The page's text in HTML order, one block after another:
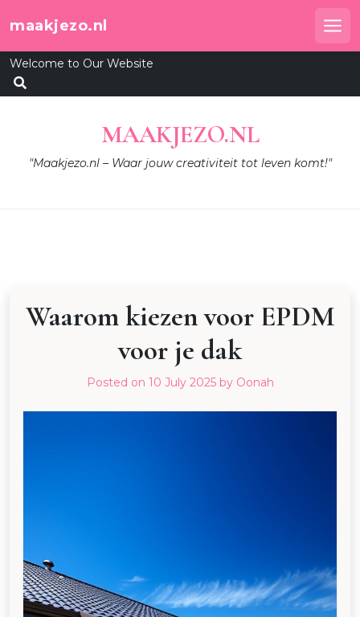
tomaakjezo.nl
Welcome to Our Website
MAAKJEZO.NL
"Maakjezo.nl – Waar jouw creativiteit tot leven komt!"
Waarom kiezen voor EPDM
voor je dak
Posted on 10 July 2025by Oonah